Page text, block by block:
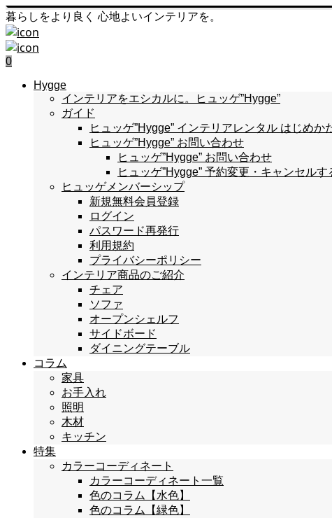
暮らしをより良く 心地よいインテリアを。
0
Hygge
インテリアをエシカルに。ヒュッゲ”Hygge”
ガイド
ヒュッゲ”Hygge” インテリアレンタル はじめ
ヒュッゲ”Hygge” お問い合わせ
ヒュッゲ”Hygge” お問い合わせ
ヒュッゲ”Hygge” 予約変更・キャンセルす
ヒュッゲメンバーシップ
新規無料会員登録
ログイン
パスワード再発行
利用規約
プライバシーポリシー
インテリア商品のご紹介
チェア
ソファ
オープンシェルフ
サイドボード
ダイニングテーブル
コラム
家具
お手入れ
照明
木材
キッチン
特集
カラーコーディネート
カラーコーディネート一覧
色のコラム【水色】
色のコラム【緑色】